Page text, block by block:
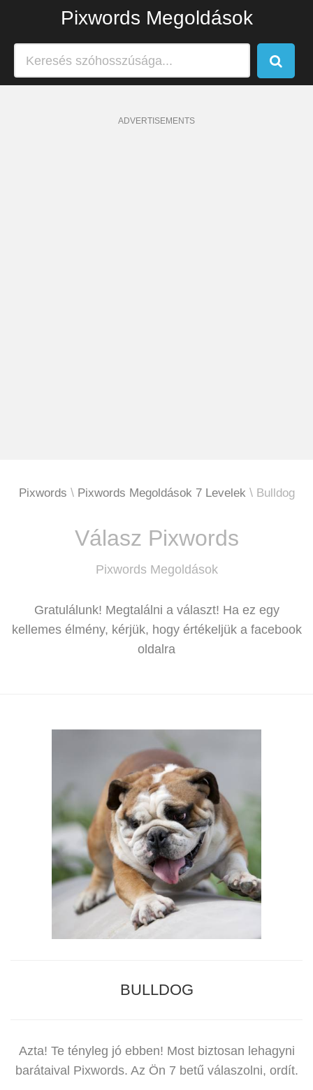
Pixwords Megoldások
ADVERTISEMENTS
Pixwords Pixwords Megoldások 7 Levelek Bulldog
Válasz Pixwords
Pixwords Megoldások
Gratulálunk! Megtalálni a választ! Ha ez egy
kellemes élmény, kérjük, hogy értékeljük a facebook
oldalra
BULLDOG
Azta! Te tényleg jó ebben! Most biztosan lehagyni
barátaival Pixwords. Az Ön 7 betű válaszolni, ordít.